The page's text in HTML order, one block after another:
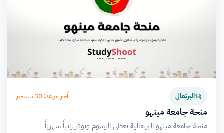
البرتغال آخر موعد: 30 سبتمبر
منحة جامعة مينهو
منحة جامعة مينهو البرتغالية تغطي الرسوم وتوفر راتباً شهرياً